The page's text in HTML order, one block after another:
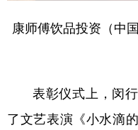
康师傅饮品投资（中
表彰仪式上，闵
了文艺表演《小水滴